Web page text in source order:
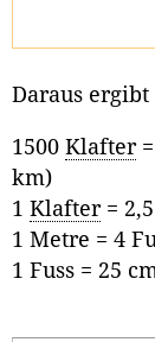
Daraus ergibt
1500 Klafter=
km)
1 Klafter=
1 Metre = 4
1 Fuss = 25